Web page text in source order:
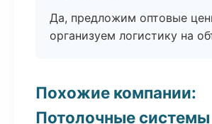
Да, предложим оптовые
организуем логистику на
Похожие компании:
Потолочные системы